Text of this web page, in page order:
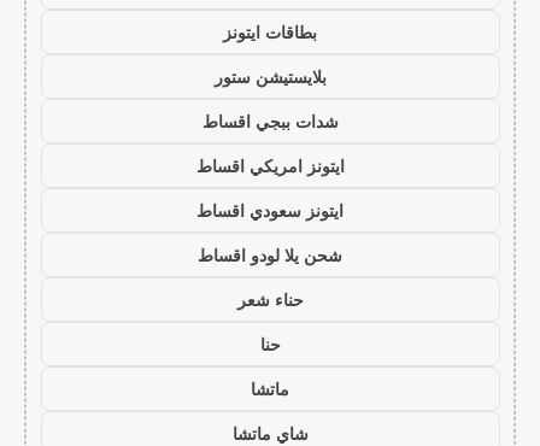
بطاقات ايتونز
بلايستيشن ستور
شدات ببجي اقساط
ايتونز امريكي اقساط
ايتونز سعودي اقساط
شحن يلا لودو اقساط
حناء شعر
حنا
ماتشا
شاي ماتشا